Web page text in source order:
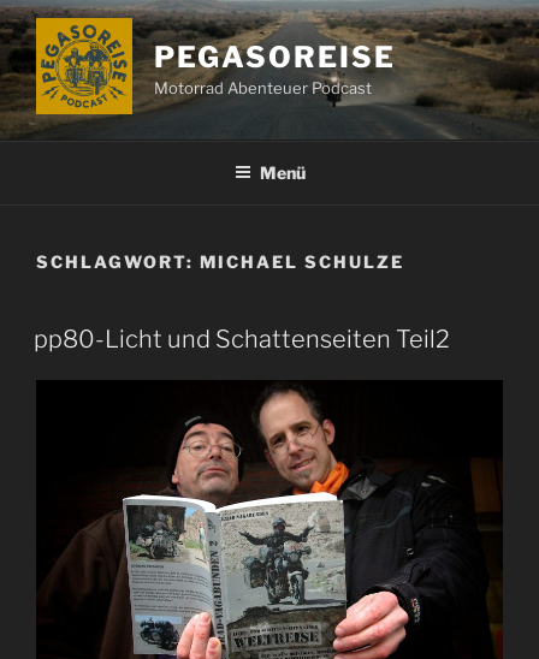
Zum
Inhalt
springen
PEGASOREISE
Motorrad Abenteuer Podcast
Menü
SCHLAGWORT: MICHAEL SCHULZE
pp80-Licht und Schattenseiten Teil2